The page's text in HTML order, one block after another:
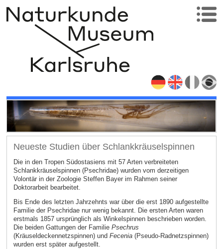
Neueste Studien über Schlankkräuselspinnen
Die in den Tropen Südostasiens mit 57 Arten verbreiteten
Schlankkräuselspinnen (Psechridae) wurden vom derzeitigen
Volontär in der Zoologie Steffen Bayer im Rahmen seiner
Doktorarbeit bearbeitet.
Bis Ende des letzten Jahrzehnts war über die erst 1890 aufgestellte
Familie der Psechridae nur wenig bekannt. Die ersten Arten waren
erstmals 1857 ursprünglich als Winkelspinnen beschrieben worden.
Die beiden Gattungen der Familie Psechrus
(Kräuseldeckennetzspinnen) und Fecenia(Pseudo-Radnetzspinnen)
wurden erst später aufgestellt.